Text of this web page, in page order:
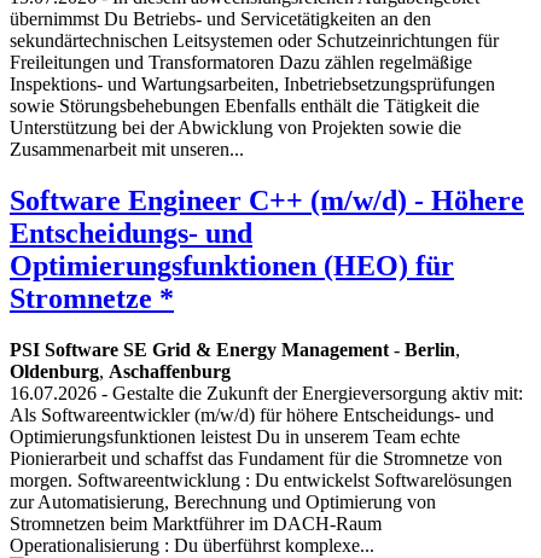
übernimmst Du Betriebs- und Servicetätigkeiten an den
sekundärtechnischen Leitsystemen oder Schutzeinrichtungen für
Freileitungen und Transformatoren Dazu zählen regelmäßige
Inspektions- und Wartungsarbeiten, Inbetriebsetzungsprüfungen
sowie Störungsbehebungen Ebenfalls enthält die Tätigkeit die
Unterstützung bei der Abwicklung von Projekten sowie die
Zusammenarbeit mit unseren...
Software Engineer C++ (m/w/d) - Höhere
Entscheidungs- und
Optimierungsfunktionen (HEO) für
Stromnetze *
PSI Software SE Grid & Energy Management - Berlin,
Oldenburg, Aschaffenburg
16.07.2026 - Gestalte die Zukunft der Energieversorgung aktiv mit:
Als Softwareentwickler (m/w/d) für höhere Entscheidungs- und
Optimierungsfunktionen leistest Du in unserem Team echte
Pionierarbeit und schaffst das Fundament für die Stromnetze von
morgen. Softwareentwicklung : Du entwickelst Softwarelösungen
zur Automatisierung, Berechnung und Optimierung von
Stromnetzen beim Marktführer im DACH-Raum
Operationalisierung : Du überführst komplexe...